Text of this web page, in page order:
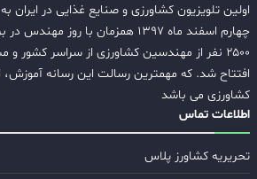
اولین تلویزیون کشاورزی و صنایع غذایی در ایران
چهارم اسفند ماه ۱۳۹۷ همزمان با
۲۵۰۰ نفر از مهندسین کشاورزی از سراسر
افتتاح شد. که مهمترین رسالت این رسانه آموزش،
کشاورزی می باشد
اطلاعات تماس
تحریریه کشاورز پلاس